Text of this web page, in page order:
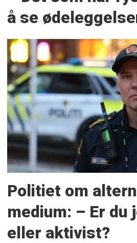
å se
Politiet om
medium: – Er du
eller aktivist?